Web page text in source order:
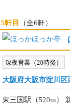
5軒目 （全6軒）
深夜営業（20時後）
大阪府大阪市淀川区
東三国駅（520m）